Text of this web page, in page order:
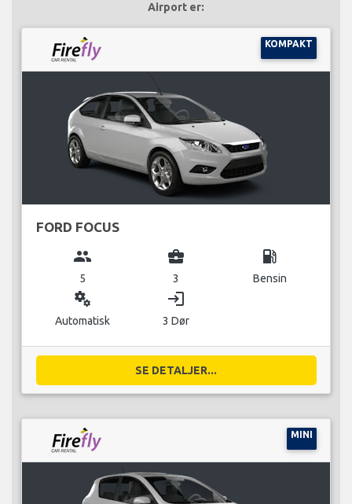
Airport er:
KOMPAKT
FORD FOCUS
group
5
business_center
3
local_gas_station
Bensin
miscellaneous_services
Automatisk
login
3 Dør
SE DETALJER...
MINI